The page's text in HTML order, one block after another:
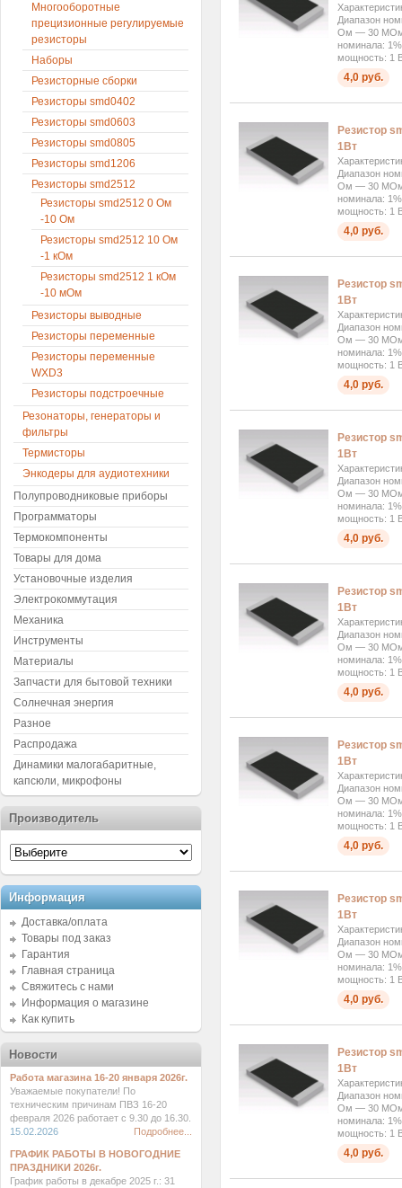
Диапазон
Ом — 30 МОм
номинала:
мощность: 1
4,0 руб.
Резистор
1Вт
Диапазон
Ом — 30 МОм
номинала:
мощность: 1
4,0 руб.
Резистор
1Вт
Диапазон
Ом — 30 МОм
номинала:
мощность: 1
4,0 руб.
Резистор
1Вт
Диапазон
Ом — 30 МОм
номинала:
мощность: 1
4,0 руб.
Резистор
1Вт
Диапазон
Ом — 30 МОм
номинала:
мощность: 1
4,0 руб.
Резистор
1Вт
Диапазон
Ом — 30 МОм
номинала:
мощность: 1
4,0 руб.
Резистор
1Вт
Диапазон
Ом — 30 МОм
номинала:
мощность: 1
4,0 руб.
Резистор
1Вт
Диапазон
Ом — 30 МОм
номинала:
мощность: 1
4,0 руб.
Многооборотные
прецизионные регулируемые
резисторы
Наборы
Резисторные сборки
Резисторы smd0402
Резисторы smd0603
Резисторы smd0805
Резисторы smd1206
Резисторы smd2512
Резисторы smd2512 0 Ом
-10 Ом
Резисторы smd2512 10 Ом
-1 кОм
Резисторы smd2512 1 кОм
-10 мОм
Резисторы выводные
Резисторы переменные
Резисторы переменные
WXD3
Резисторы подстроечные
Резонаторы, генераторы и
фильтры
Термисторы
Энкодеры для аудиотехники
Полупроводниковые приборы
Программаторы
Термокомпоненты
Товары для дома
Установочные изделия
Электрокоммутация
Механика
Инструменты
Материалы
Запчасти для бытовой техники
Солнечная энергия
Разное
Распродажа
Динамики малогабаритные,
капсюли, микрофоны
Производитель
Информация
Доставка/оплата
Товары под заказ
Гарантия
Главная страница
Свяжитесь с нами
Информация о магазине
Как купить
Новости
Работа магазина 16-20 января 2026г.
Уважаемые покупатели! По
техническим причинам ПВЗ 16-20
февраля 2026 работает с 9.30 до 16.30.
15.02.2026
Подробнее...
ГРАФИК РАБОТЫ В НОВОГОДНИЕ
ПРАЗДНИКИ 2026г.
График работы в декабре 2025 г.: 31